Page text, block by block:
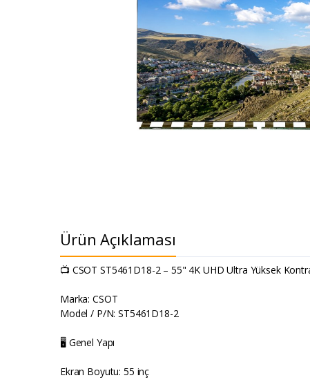
Ürün Açıklaması
📺 CSOT ST5461D18-2 – 55" 4K UHD Ultra Yüksek
Marka: CSOT
Model / P/N: ST5461D18-2
🖥️ Genel Yapı
Ekran Boyutu: 55 inç